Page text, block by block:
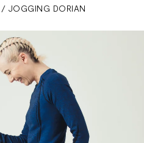
/ JOGGING DORIAN